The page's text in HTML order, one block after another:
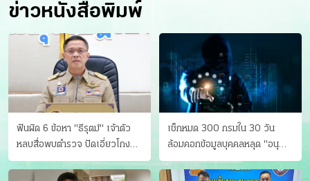
ข่าวหนังสือพิมพ์
ฟันผิด 6 ข้อหา "ธีรุตม์" เจ้าตัว
หลบสื่อพบตำรวจ ปัดเอี่ยวโกง
สอบท้องถิ่น จ่อบี้รํ่ารวยมากปกติ
เช็กหมด 300 กรมใน 30 วัน
ล้อมคอกข้อมูลบุคคลหลุด "อนุ
ดิษฐ์" ขยี้ภัยระดับชาติ